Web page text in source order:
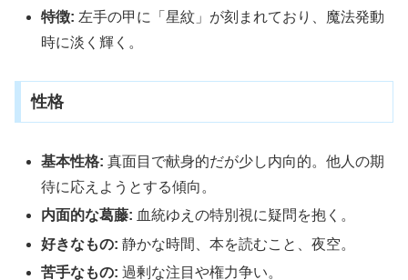
特徴: 左手の甲に「星紋」が刻まれており、魔法発動
時に淡く輝く。
性格
基本性格: 真面目で献身的だが少し内向的。他人の期
待に応えようとする傾向。
内面的な葛藤: 血統ゆえの特別視に疑問を抱く。
好きなもの: 静かな時間、本を読むこと、夜空。
苦手なもの: 過剰な注目や権力争い。